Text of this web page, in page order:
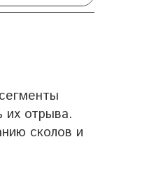
их отрыва.
сколов и